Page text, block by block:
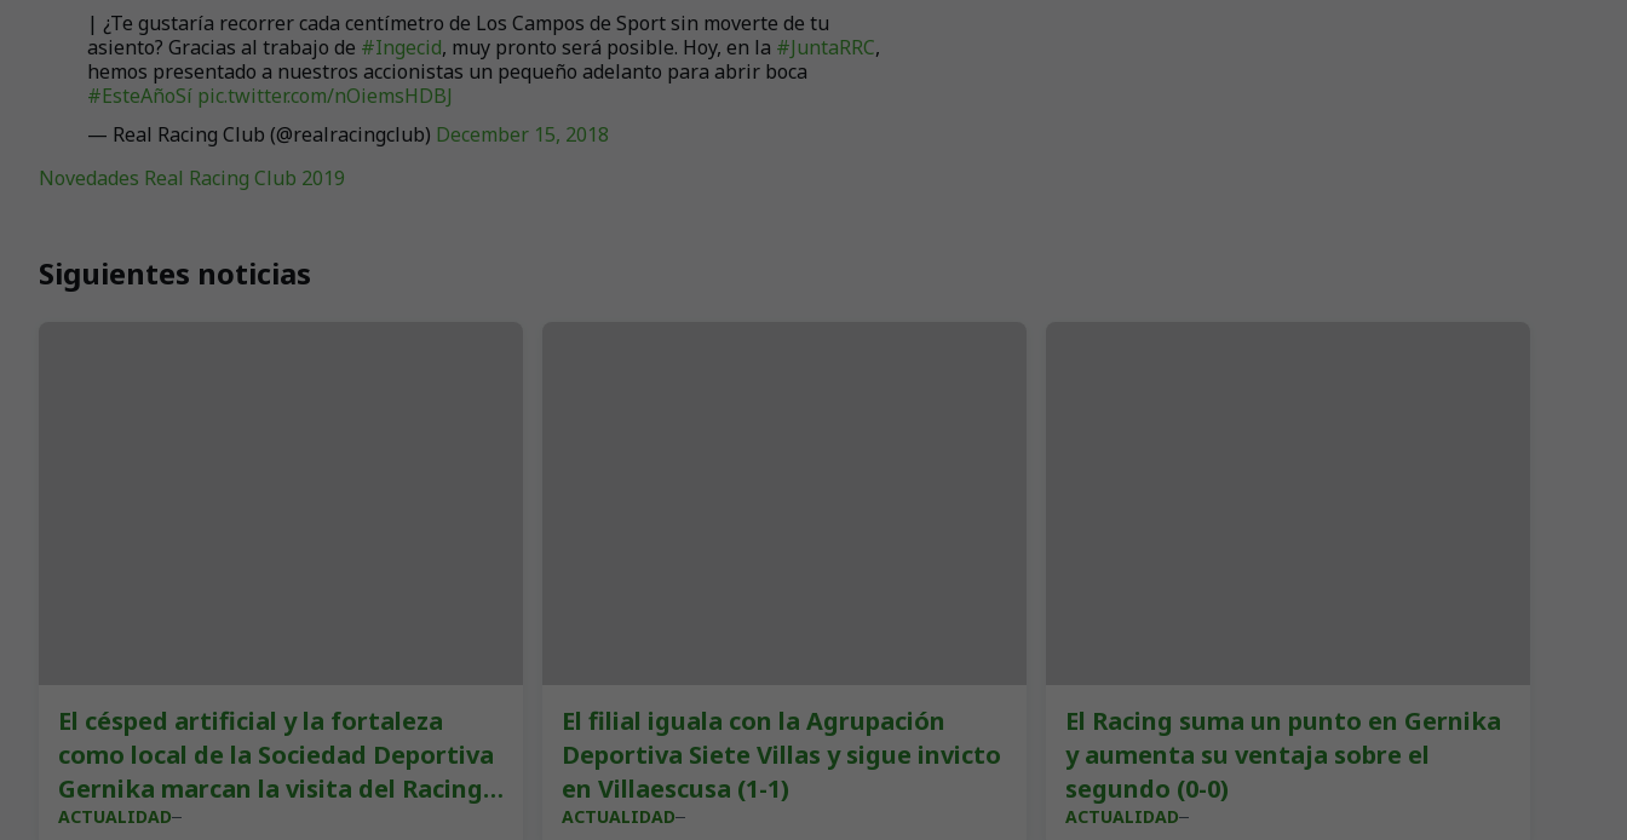
| ¿Te gustaría recorrer cada centímetro de Los Campos de Sport sin moverte de tu
asiento? Gracias al trabajo de #Ingecid, muy pronto será posible. Hoy, en la #JuntaRRC,
hemos presentado a nuestros accionistas un pequeño adelanto para abrir boca
#EsteAñoSí pic.twitter.com/nOiemsHDBJ
— Real Racing Club (@realracingclub) December 15, 2018
Novedades Real Racing Club 2019
Siguientes noticias
El césped artificial y la fortaleza
como local de la Sociedad Deportiva
Gernika marcan la visita del Racing a
Urbieta
ACTUALIDAD
El filial iguala con la Agrupación
Deportiva Siete Villas y sigue invicto
en Villaescusa (1-1)
ACTUALIDAD
El Racing suma un punto en Gernika
y aumenta su ventaja sobre el
segundo (0-0)
ACTUALIDAD